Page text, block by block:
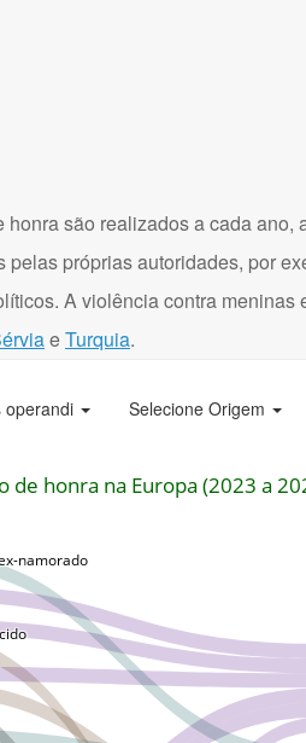
são realizados a cada ano,
próprias autoridades, por
A violência contra meninas
eTurquia.